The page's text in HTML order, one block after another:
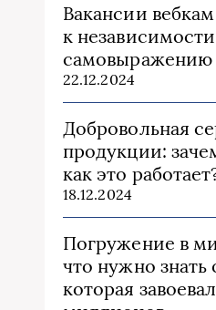
Вакансии
к
самовыражению
22.12.2024
Добровольная
продукции:
как это
18.12.2024
Погружение в
что нужно знать
которая